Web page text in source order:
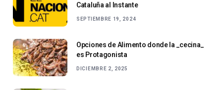
Cataluña al Instante
SEPTIEMBRE 19, 2024
Opciones de Alimento donde la _cecina_
es Protagonista
DICIEMBRE 2, 2025